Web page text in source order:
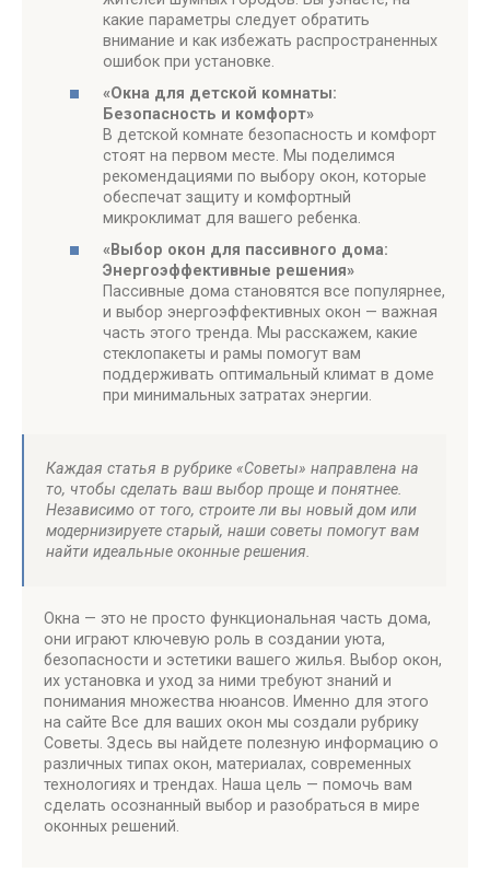
какие параметры следует обратить
внимание и как избежать распространенных
ошибок при установке.
«Окна для детской комнаты:
Безопасность и комфорт»
В детской комнате безопасность и комфорт
стоят на первом месте. Мы поделимся
рекомендациями по выбору окон, которые
обеспечат защиту и комфортный
микроклимат для вашего ребенка.
«Выбор окон для пассивного дома:
Энергоэффективные решения»
Пассивные дома становятся все популярнее,
и выбор энергоэффективных окон — важная
часть этого тренда. Мы расскажем, какие
стеклопакеты и рамы помогут вам
поддерживать оптимальный климат в доме
при минимальных затратах энергии.
Каждая статья в рубрике «Советы» направлена на
то, чтобы сделать ваш выбор проще и понятнее.
Независимо от того, строите ли вы новый дом или
модернизируете старый, наши советы помогут вам
найти идеальные оконные решения.
Окна — это не просто функциональная часть дома,
они играют ключевую роль в создании уюта,
безопасности и эстетики вашего жилья. Выбор окон,
их установка и уход за ними требуют знаний и
понимания множества нюансов. Именно для этого
на сайте Все для ваших окон мы создали рубрику
Советы. Здесь вы найдете полезную информацию о
различных типах окон, материалах, современных
технологиях и трендах. Наша цель — помочь вам
сделать осознанный выбор и разобраться в мире
оконных решений.